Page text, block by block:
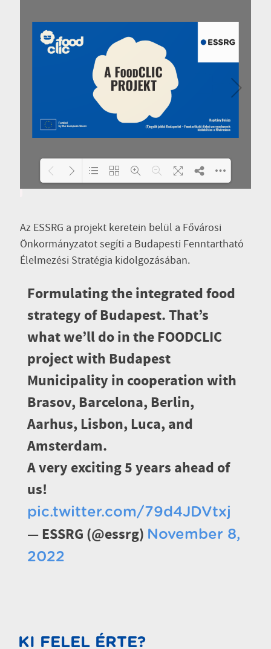
FAQs and issues please refer to
Flipbook Plugin Help
documentation.
Az ESSRG a projekt keretein belül a Fővárosi
Önkormányzatot segíti a Budapesti Fenntartható
Élelmezési Stratégia kidolgozásában.
Formulating the integrated food
strategy of Budapest. That’s
what we’ll do in the FOODCLIC
project with Budapest
Municipality in cooperation with
Brasov, Barcelona, Berlin,
Aarhus, Lisbon, Luca, and
Amsterdam.
A very exciting 5 years ahead of
us!
pic.twitter.com/79d4JDVtxj
— ESSRG (@essrg) November 8,
2022
KI FELEL ÉRTE?